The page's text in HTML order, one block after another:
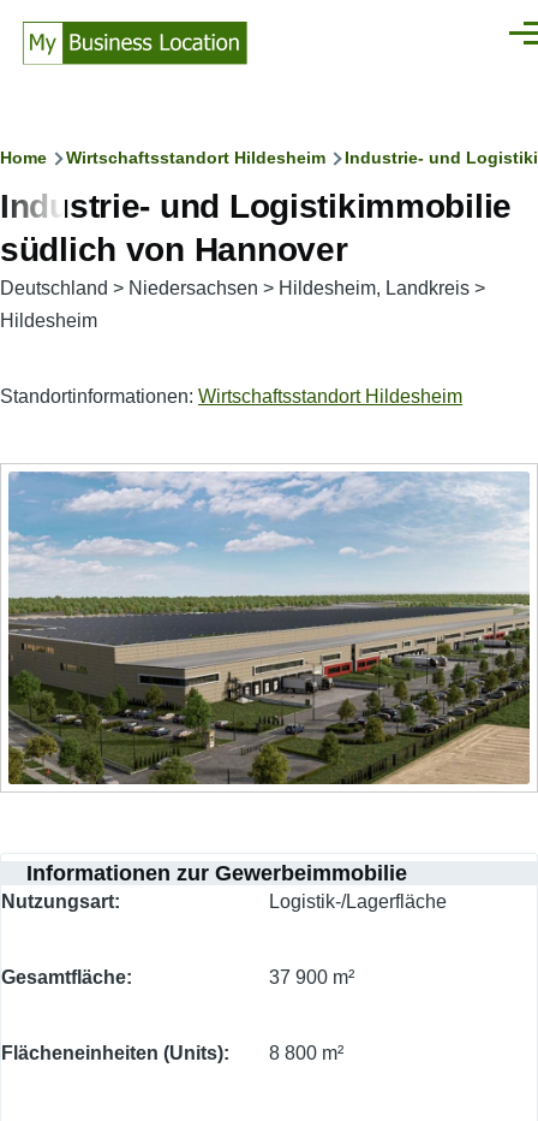
Pfadnavigation
Home Wirtschaftsstandort Hildesheim Industrie- und
Industrie- und Logistikimmobilie
südlich von Hannover
Deutschland > Niedersachsen > Hildesheim, Landkreis >
Hildesheim
Standortinformationen: Wirtschaftsstandort Hildesheim
Informationen zur Gewerbeimmobilie
Nutzungsart Logistik-/Lagerfläche
Gesamtfläche 37 900 m²
Flächeneinheiten (Units) 8 800 m²